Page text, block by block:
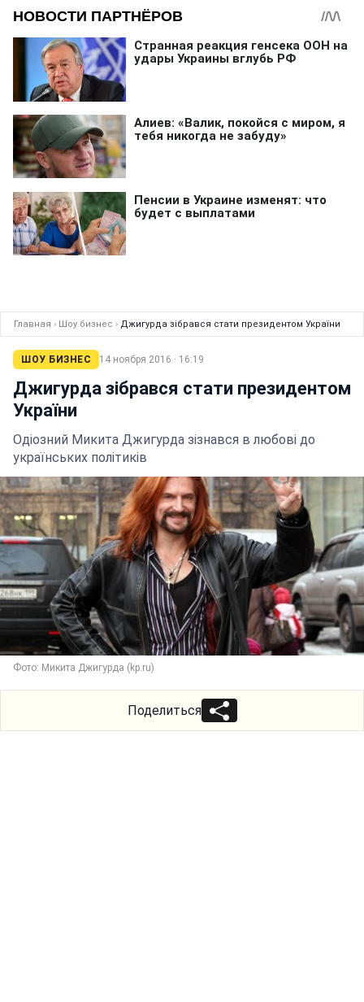
Главная › Шоу бизнес › Джигурда зібрався стати президентом України
ШОУ БИЗНЕС 14 ноября 2016 · 16:19
Джигурда зібрався стати президентом
України
Одіозний Микита Джигурда зізнався в любові до
українських політиків
Фото: Микита Джигурда (kp.ru)
Поделиться